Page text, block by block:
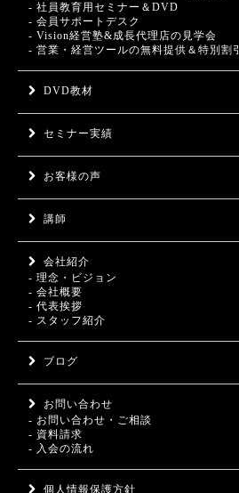
- 社員教育用セミナー＆DVD
- 会員サポートデスク
- Vision経営塾&成長代理店の見学会
- 営業・経営ツールの無料提供＆特別割引
DVD教材
セミナー実績
お客様の声
講師
会社紹介
- 理念・ビジョン
- 会社概要
- 代表挨拶
- スタッフ紹介
ブログ
お問い合わせ
- お問い合わせ・ご相談
- 資料請求
- 入会の流れ
個人情報保護方針